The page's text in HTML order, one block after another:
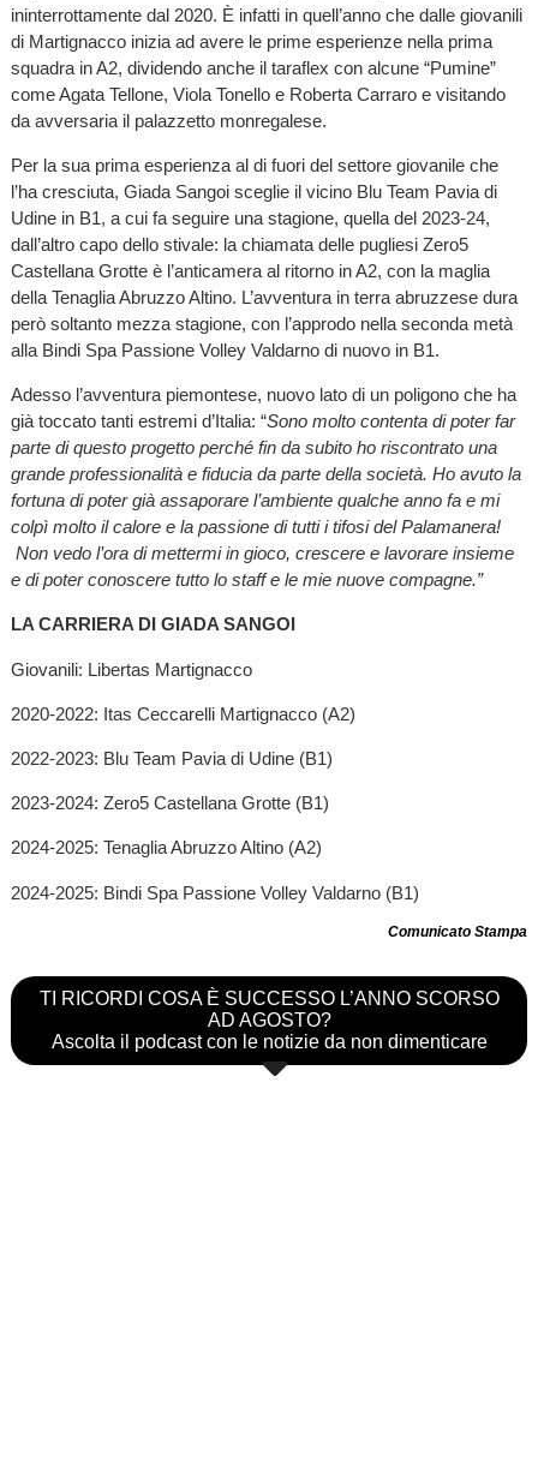
ininterrottamente dal 2020. È infatti in quell’anno che dalle giovanili
di Martignacco inizia ad avere le prime esperienze nella prima
squadra in A2, dividendo anche il taraflex con alcune “Pumine”
come Agata Tellone, Viola Tonello e Roberta Carraro e visitando
da avversaria il palazzetto monregalese.
Per la sua prima esperienza al di fuori del settore giovanile che
l’ha cresciuta, Giada Sangoi sceglie il vicino Blu Team Pavia di
Udine in B1, a cui fa seguire una stagione, quella del 2023-24,
dall’altro capo dello stivale: la chiamata delle pugliesi Zero5
Castellana Grotte è l’anticamera al ritorno in A2, con la maglia
della Tenaglia Abruzzo Altino. L’avventura in terra abruzzese dura
però soltanto mezza stagione, con l’approdo nella seconda metà
alla Bindi Spa Passione Volley Valdarno di nuovo in B1.
Adesso l’avventura piemontese, nuovo lato di un poligono che ha
già toccato tanti estremi d’Italia: “Sono molto contenta di poter far
parte di questo progetto perché fin da subito ho riscontrato una
grande professionalità e fiducia da parte della società. Ho avuto la
fortuna di poter già assaporare l’ambiente qualche anno fa e mi
colpì molto il calore e la passione di tutti i tifosi del Palamanera!
Non vedo l’ora di mettermi in gioco, crescere e lavorare insieme
e di poter conoscere tutto lo staff e le mie nuove compagne.”
LA CARRIERA DI GIADA SANGOI
Giovanili: Libertas Martignacco
2020-2022: Itas Ceccarelli Martignacco (A2)
2022-2023: Blu Team Pavia di Udine (B1)
2023-2024: Zero5 Castellana Grotte (B1)
2024-2025: Tenaglia Abruzzo Altino (A2)
2024-2025: Bindi Spa Passione Volley Valdarno (B1)
Comunicato Stampa
TI RICORDI COSA È SUCCESSO L’ANNO SCORSO
AD AGOSTO?
Ascolta il podcast con le notizie da non dimenticare